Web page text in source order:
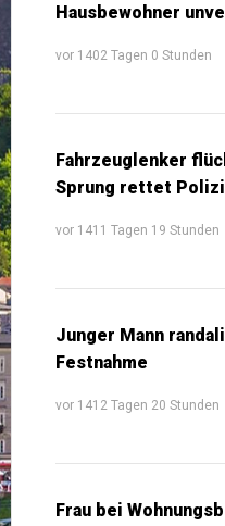
Hausbewohner
vor 1402 Tagen 0 Stunden
Fahrzeuglenker
Sprung rettet
vor 1411 Tagen 19 Stunden
Junger Mann
Festnahme
vor 1412 Tagen 20 Stunden
Frau bei